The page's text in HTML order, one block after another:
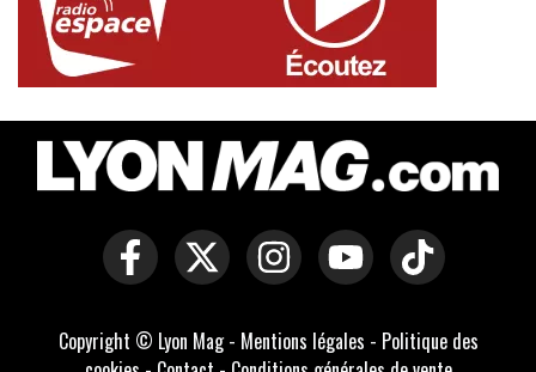
Copyright © Lyon Mag - Mentions légales - Politique des